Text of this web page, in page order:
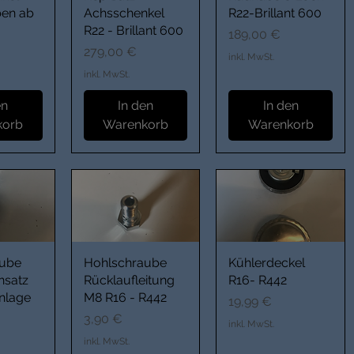
ab
Achsschenkel
R22 - Brillant 600
Preis
279,00 €
inkl. MwSt.
In den
Warenkorb
R22-Brillant 600
Preis
189,00 €
inkl. MwSt.
In den
Warenkorb
Hohlschraube
Rücklaufleitung
M8 R16 - R442
Preis
3,90 €
inkl. MwSt.
Kühlerdeckel
R16- R442
Preis
19,99 €
inkl. MwSt.